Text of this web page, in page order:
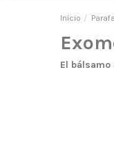
Inicio
El